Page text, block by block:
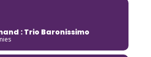
: Trio Baronissimo